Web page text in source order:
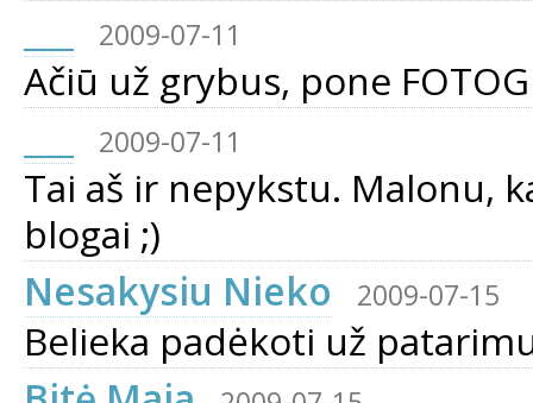
2009-07-11
Ačiū už grybus, pone
2009-07-11
Tai aš ir nepykstu. Malonu,
blogai ;)
Nesakysiu Nieko
2009-07-15
Belieka padėkoti už